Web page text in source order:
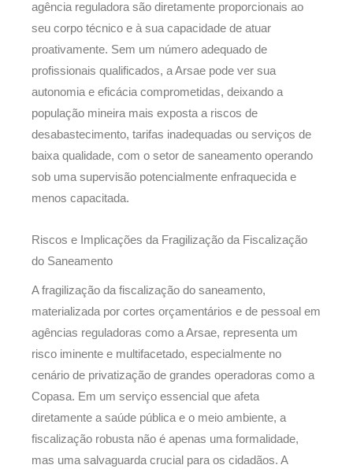
agência reguladora são diretamente proporcionais ao
seu corpo técnico e à sua capacidade de atuar
proativamente. Sem um número adequado de
profissionais qualificados, a Arsae pode ver sua
autonomia e eficácia comprometidas, deixando a
população mineira mais exposta a riscos de
desabastecimento, tarifas inadequadas ou serviços de
baixa qualidade, com o setor de saneamento operando
sob uma supervisão potencialmente enfraquecida e
menos capacitada.
Riscos e Implicações da Fragilização da Fiscalização
do Saneamento
A fragilização da fiscalização do saneamento,
materializada por cortes orçamentários e de pessoal em
agências reguladoras como a Arsae, representa um
risco iminente e multifacetado, especialmente no
cenário de privatização de grandes operadoras como a
Copasa. Em um serviço essencial que afeta
diretamente a saúde pública e o meio ambiente, a
fiscalização robusta não é apenas uma formalidade,
mas uma salvaguarda crucial para os cidadãos. A